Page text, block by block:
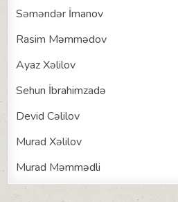
Səməndər İmanov
Rasim Məmmədov
Ayaz Xəlilov
Sehun İbrahimzadə
Devid Cəlilov
Murad Xəlilov
Murad Məmmədli